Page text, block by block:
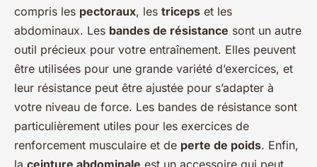
compris les pectoraux, les triceps et les
abdominaux. Les bandes de résistance sont un autre
outil précieux pour votre entraînement. Elles peuvent
être utilisées pour une grande variété d’exercices, et
leur résistance peut être ajustée pour s’adapter à
votre niveau de force. Les bandes de résistance sont
particulièrement utiles pour les exercices de
renforcement musculaire et de perte de poids. Enfin,
la ceinture abdominale est un accessoire qui peut